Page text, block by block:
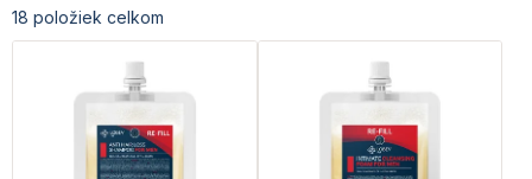
e
n
18 položiek celkom
o
d